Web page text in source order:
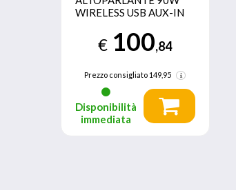
WIRELESS USB AUX-IN
€ 100,84
Prezzo consigliato 149,95
Disponibilità
immediata